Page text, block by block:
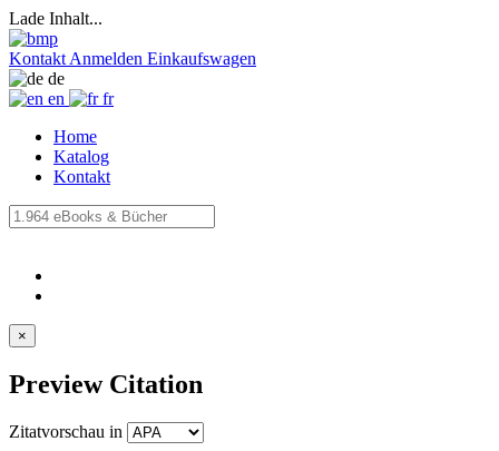
Lade Inhalt...
Kontakt Anmelden Einkaufswagen
de
en
fr
Home
Katalog
Kontakt
×
Preview Citation
Zitatvorschau in